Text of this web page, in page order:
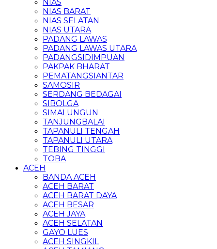
NIAS
NIAS BARAT
NIAS SELATAN
NIAS UTARA
PADANG LAWAS
PADANG LAWAS UTARA
PADANGSIDIMPUAN
PAKPAK BHARAT
PEMATANGSIANTAR
SAMOSIR
SERDANG BEDAGAI
SIBOLGA
SIMALUNGUN
TANJUNGBALAI
TAPANULI TENGAH
TAPANULI UTARA
TEBING TINGGI
TOBA
ACEH
BANDA ACEH
ACEH BARAT
ACEH BARAT DAYA
ACEH BESAR
ACEH JAYA
ACEH SELATAN
GAYO LUES
ACEH SINGKIL